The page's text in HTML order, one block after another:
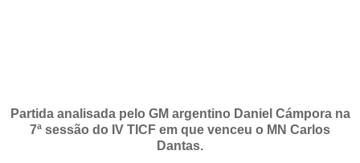
Partida analisada pelo GM argentino Daniel Cámpora na
7ª sessão do IV TICF em que venceu o MN Carlos
Dantas.